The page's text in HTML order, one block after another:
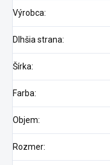
Výrobca:
Dlhšia strana:
Šírka:
Farba:
Objem:
Rozmer: